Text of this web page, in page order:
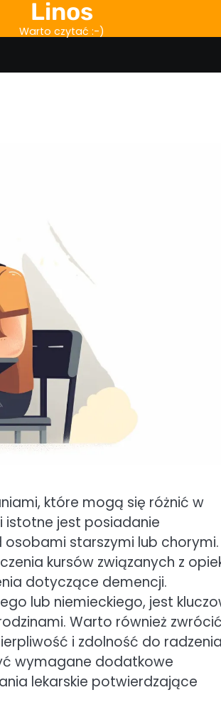
Linos
Warto czytać :-)
które mogą się różnić w
istotne jest posiadanie
starszymi lub chorymi.
kursów związanych z
dotyczące demencji.
lub niemieckiego, jest
Warto również
i zdolność do
wymagane dodatkowe
lekarskie potwierdzające